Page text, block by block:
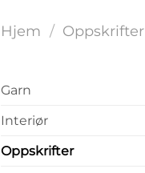
Hjem / Oppskrifter
Garn
Interiør
Oppskrifter